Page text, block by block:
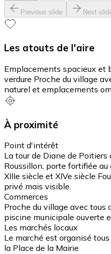
Previous slide Next
Les atouts de l'aire
Emplacements spacieux et
verdure Proche du village
naturel et emplacements
À proximité
Point d'intérêt
La tour de Diane de Poitiers
Roussillon, porte fortifiée
XIIIe siècle et XIVe siècle
privé mais visible.
Commerces
Proche du village avec tous
piscine municipale ouverte
Les marchés locaux
Le marché est organisé
la Place de la Mairie